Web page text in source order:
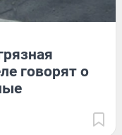
говорят о